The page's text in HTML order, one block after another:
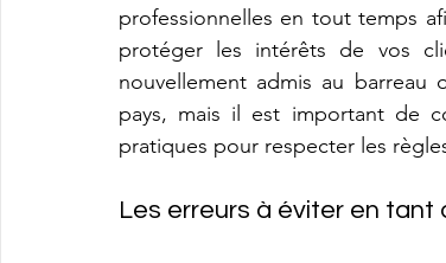
professionnelles en tout temps
protéger les intérêts de vos
nouvellement admis au barreau
pays, mais il est important de
pratiques pour respecter les
Les erreurs à éviter en